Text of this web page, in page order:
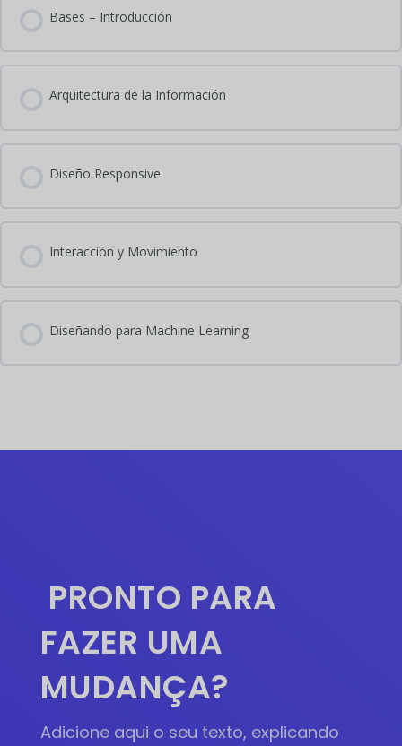
Bases – Introducción
Arquitectura de la Información
Diseño Responsive
Interacción y Movimiento
Diseñando para Machine Learning
PRONTO PARA
FAZER UMA
MUDANÇA?
Adicione aqui o seu texto, explicando